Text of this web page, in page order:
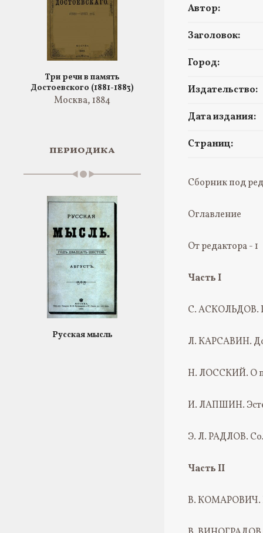
Три речи в память
Достоевского (1881-1883)
Москва, 1884
периодика
Русская мысль
Автор:
Заголовок:
Город:
Издательство:
Дата издания:
Страниц:
Сборник под
Оглавление
От редактора - 1
Часть I
С. АСКОЛЬДОВ.
Л. КАРСАВИН.
Н. ЛОССКИЙ. О
И. ЛАПШИН.
Э. Л. РАДЛОВ.
Часть II
В. КОМАРОВИЧ.